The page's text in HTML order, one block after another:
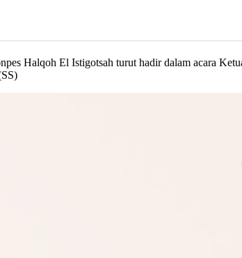
Halqoh El Istigotsah turut hadir dalam acara